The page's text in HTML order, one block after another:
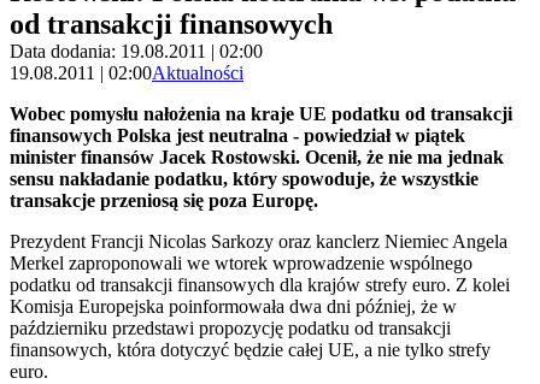
od transakcji finansowych
Data dodania: 19.08.2011 | 02:00
19.08.2011 | 02:00Aktualności
Wobec pomysłu nałożenia na kraje UE podatku od transakcji
finansowych Polska jest neutralna - powiedział w piątek
minister finansów Jacek Rostowski. Ocenił, że nie ma jednak
sensu nakładanie podatku, który spowoduje, że wszystkie
transakcje przeniosą się poza Europę.
Prezydent Francji Nicolas Sarkozy oraz kanclerz Niemiec Angela
Merkel zaproponowali we wtorek wprowadzenie wspólnego
podatku od transakcji finansowych dla krajów strefy euro. Z kolei
Komisja Europejska poinformowała dwa dni później, że w
październiku przedstawi propozycję podatku od transakcji
finansowych, która dotyczyć będzie całej UE, a nie tylko strefy
euro.